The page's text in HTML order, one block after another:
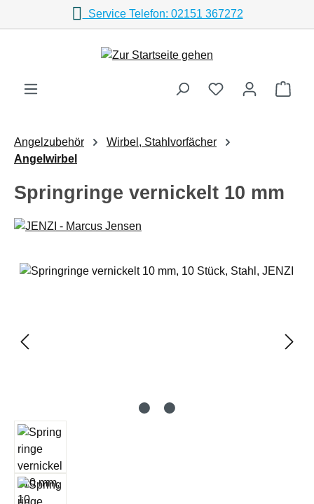
Zum Hauptinhalt springenService Telefon: 02151 367272
Angelzubehör
Wirbel, Stahlvorfächer
Angelwirbel
Springringe vernickelt 10 mm
Bildergalerie überspringen